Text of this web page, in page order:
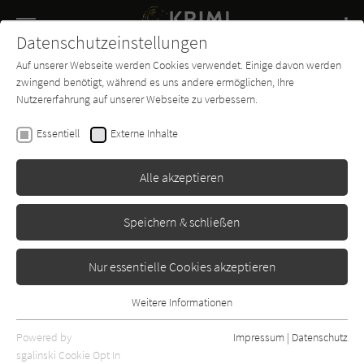
SUCHE
Buch-
Entdecker
Forum Charts
Andreas Franz,Daniel Holbe
Todesruf (Julia Durant ermittelt
Knaur
Datenschutzeinstellungen
Auf unserer Webseite werden Cookies verwendet. Einige davon werden
zwingend benötigt, während es uns andere ermöglichen, Ihre
Nutzererfahrung auf unserer Webseite zu verbessern.
Essentiell Externe Inhalte
Alle akzeptieren
Speichern & schließen
Nur essentielle Cookies akzeptieren
Essentielle Cookies werden für grundlegende Funktionen der
Webseite benötigt. Dadurch ist gewährleistet, dass die Webseite
Weitere Informationen
Powered by
sgalinski Cookie Opt In
Impressum | Datenschutz